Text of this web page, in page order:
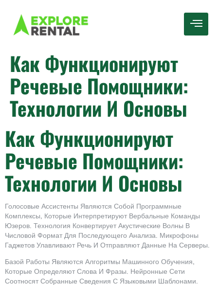
Как Функционируют
Речевые Помощники:
Технологии И Основы
Как Функционируют
Речевые Помощники:
Технологии И Основы
Голосовые Ассистенты Являются Собой Программные
Комплексы, Которые Интерпретируют Вербальные Команды
Юзеров. Технология Конвертирует Акустические Волны В
Числовой Формат Для Последующего Анализа. Микрофоны
Гаджетов Улавливают Речь И Отправляют Данные На Серверы.
Базой Работы Являются Алгоритмы Машинного Обучения,
Которые Определяют Слова И Фразы. Нейронные Сети
Соотносят Собранные Сведения С Языковыми Шаблонами.